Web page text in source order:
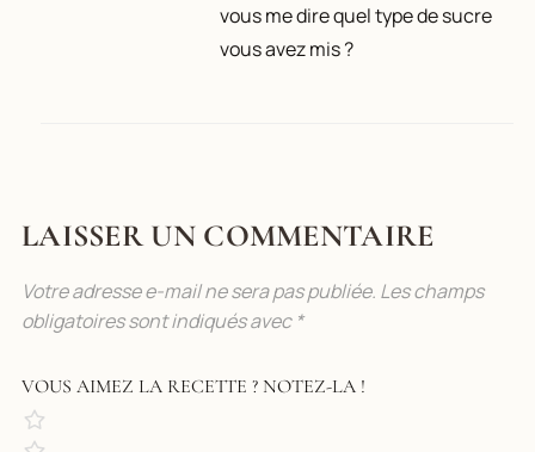
vous me dire quel type de sucre
vous avez mis ?
LAISSER UN COMMENTAIRE
Votre adresse e-mail ne sera pas publiée. Les champs
obligatoires sont indiqués avec *
VOUS AIMEZ LA RECETTE ? NOTEZ-LA !